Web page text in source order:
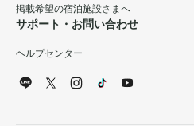
掲載希望の宿泊施設さまへ
サポート・お問い合わせ
ヘルプセンター